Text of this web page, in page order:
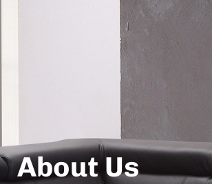
About Us